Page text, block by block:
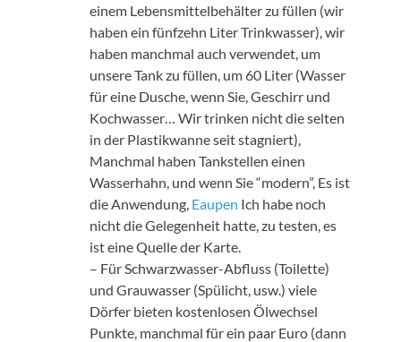
einem Lebensmittelbehälter zu füllen (wir
haben ein fünfzehn Liter Trinkwasser), wir
haben manchmal auch verwendet, um
unsere Tank zu füllen, um 60 Liter (Wasser
für eine Dusche, wenn Sie, Geschirr und
Kochwasser… Wir trinken nicht die selten
in der Plastikwanne seit stagniert),
Manchmal haben Tankstellen einen
Wasserhahn, und wenn Sie “modern”, Es ist
die Anwendung, Eaupen Ich habe noch
nicht die Gelegenheit hatte, zu testen, es
ist eine Quelle der Karte.
– Für Schwarzwasser-Abfluss (Toilette)
und Grauwasser (Spülicht, usw.) viele
Dörfer bieten kostenlosen Ölwechsel
Punkte, manchmal für ein paar Euro (dann